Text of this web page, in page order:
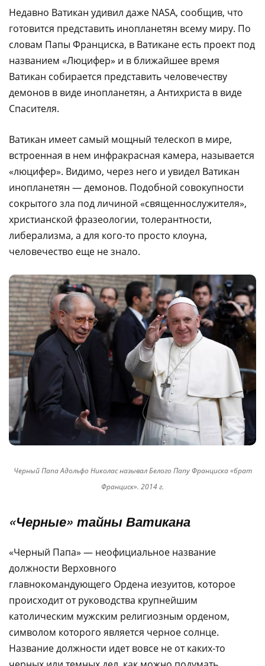
Недавно Ватикан удивил даже NASA, сообщив, что
готовится представить инопланетян всему миру. По
словам Папы Франциска, в Ватикане есть проект под
названием «Люцифер» и в ближайшее время
Ватикан собирается представить человечеству
демонов в виде инопланетян, а Антихриста в виде
Спасителя.
Ватикан имеет самый мощный телескоп в мире,
встроенная в нем инфракрасная камера, называется
«люцифер». Видимо, через него и увидел Ватикан
инопланетян — демонов. Подобной совокупности
сокрытого зла под личиной «священнослужителя»,
христианской фразеологии, толерантности,
либерализма, а для кого-то просто клоуна,
человечество еще не знало.
Черный Папа Адольфо Николас называл Белого Папу Франциска «брат
Франциск». 2014 г.
«Черные» тайны Ватикана
«Черный Папа» — неофициальное название
должности Верховного
главнокомандующего Ордена иезуитов, которое
происходит от руководства крупнейшим
католическим мужским религиозным орденом,
символом которого является черное солнце.
Название должности идет вовсе не от каких-то